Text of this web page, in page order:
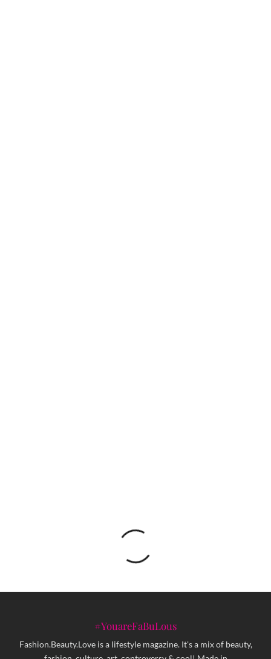
#YouareFaBuLous
Fashion.Beauty.Love is a lifestyle magazine. It's a mix of beauty,